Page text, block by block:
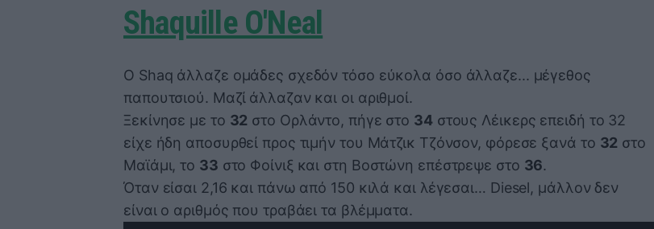
Shaquille O'Neal
Ο Shaq άλλαζε ομάδες σχεδόν τόσο εύκολα όσο άλλαζε... μέγεθος
παπουτσιού. Μαζί άλλαζαν και οι αριθμοί.
Ξεκίνησε με το 32 στο Ορλάντο, πήγε στο 34στους Λέικερς επειδή το 32
είχε ήδη αποσυρθεί προς τιμήν του Μάτζικ Τζόνσον, φόρεσε ξανά το 32 στο
Μαϊάμι, το 33 στο Φοίνιξ και στη Βοστώνη επέστρεψε στο 36.
Όταν είσαι 2,16 και πάνω από 150 κιλά και λέγεσαι… Diesel, μάλλον δεν
είναι ο αριθμός που τραβάει τα βλέμματα.